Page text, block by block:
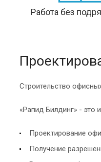
Работа без
Строительство
«Рапид Билдинг» - это
Проектирование
Получение